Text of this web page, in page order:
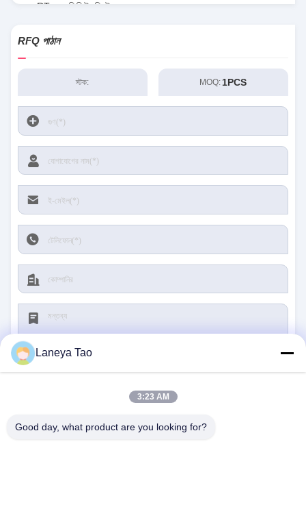
RT৮০৭৭জিকিউডব্লিউ
RFQ পাঠান
স্টক: MOQ: 1PCS
জমা দিন
Laneya Tao
3:23 AM
Good day, what product are you looking for?